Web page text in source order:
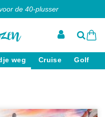
de 40-plusser
weg Cruise Golf